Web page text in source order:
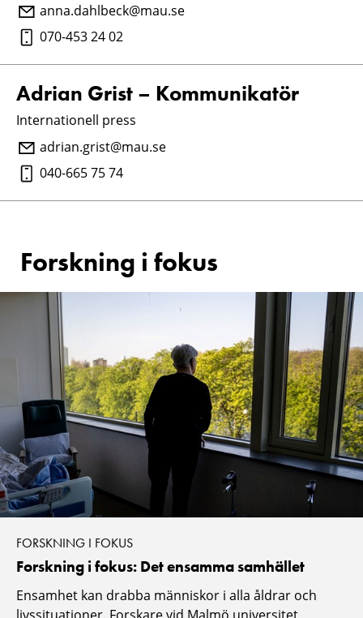
anna.dahlbeck@mau.se
070-453 24 02
Adrian Grist – Kommunikatör
Internationell press
adrian.grist@mau.se
040-665 75 74
Forskning i fokus
FORSKNING I FOKUS
Forskning i fokus: Det ensamma samhället
Ensamhet kan drabba människor i alla åldrar och